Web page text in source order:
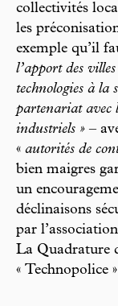
collectivités
les
exemple qu’il
l’apport des
technologies à la
partenariat avec
industriels » –
« autorités de
bien maigres
un
déclinaisons
par
La Quadrature
« Technopolice »